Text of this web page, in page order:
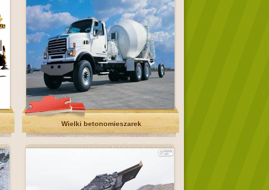
Wielki betonomieszarek